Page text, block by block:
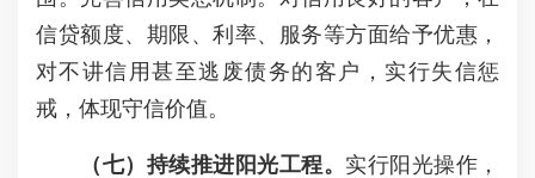
信贷额度、期限、利率、服务等方面给予优惠，
对不讲信用甚至逃废债务的客户，实行失信惩
戒，体现守信价值。
（七）持续推进阳光工程。 实行阳光操作，